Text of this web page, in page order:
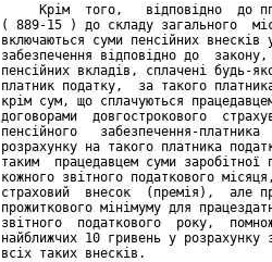
Крім  того,   відповідно  до
( 889-15 ) до складу загального
включаються суми пенсійних внесків
забезпечення відповідно до
пенсійних вкладів, сплачені будь-
платник податку,  за такого
крім сум, що сплачуються
договорами  довгострокового
пенсійного   забезпечення-
розрахунку на такого платника
таким  працедавцем суми заробітної
кожного звітного податкового
страховий  внесок  (премія),  але
прожиткового мінімуму для
звітного  податкового  року,
найближчих 10 гривень у
всіх таких внесків.